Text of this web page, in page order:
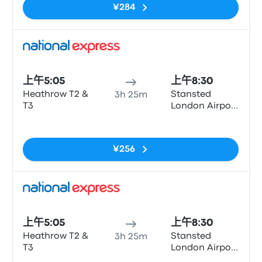
¥284
上午5:05
Heathrow T2 &
T3
3h 25m
上午8:30
Stansted
London Airport
¥256
上午5:05
Heathrow T2 &
T3
3h 25m
上午8:30
Stansted
London Airport